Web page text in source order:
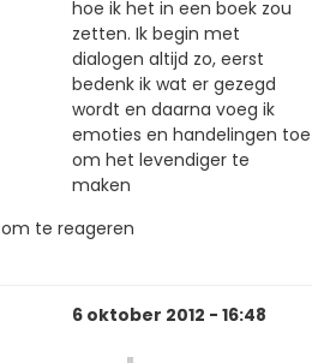
hoe ik het in een boek zou
zetten. Ik begin met
dialogen altijd zo, eerst
bedenk ik wat er gezegd
wordt en daarna voeg ik
emoties en handelingen toe
om het levendiger te
maken
om te reageren
6 oktober 2012 - 16:48